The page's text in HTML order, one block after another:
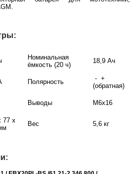
Номинальная
ёмкость (20 ч)
18,9 Ач
Полярность
- +
(обратная)
Выводы М6х16
77 x
Вес 5,6 кг